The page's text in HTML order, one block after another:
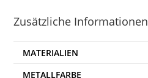
Zusätzliche Informationen
MATERIALIEN
METALLFARBE